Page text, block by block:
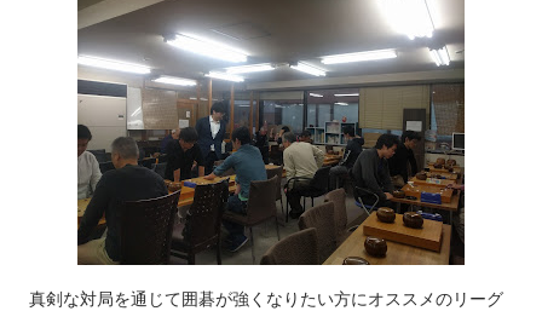
真剣な対局を通じて囲碁が強くなりたい方にオススメのリーグ